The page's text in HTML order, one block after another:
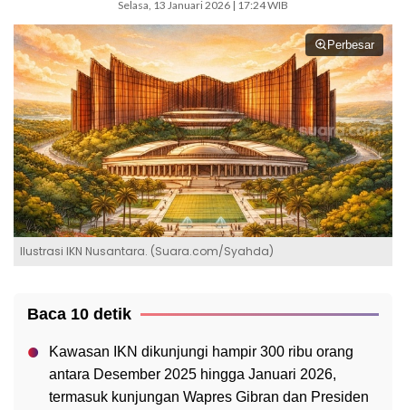
Selasa, 13 Januari 2026 | 17:24 WIB
Perbesar
Ilustrasi IKN Nusantara. (Suara.com/Syahda)
Baca 10 detik
Kawasan IKN dikunjungi hampir 300 ribu orang
antara Desember 2025 hingga Januari 2026,
termasuk kunjungan Wapres Gibran dan Presiden